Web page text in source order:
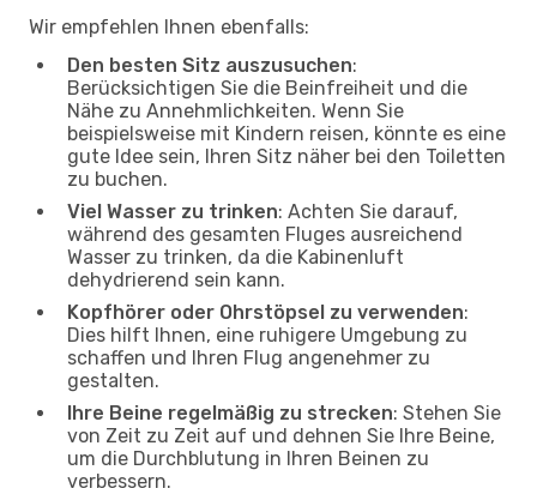
Wir empfehlen Ihnen ebenfalls:
Den besten Sitz auszusuchen:
Berücksichtigen Sie die Beinfreiheit und die
Nähe zu Annehmlichkeiten. Wenn Sie
beispielsweise mit Kindern reisen, könnte es eine
gute Idee sein, Ihren Sitz näher bei den Toiletten
zu buchen.
Viel Wasser zu trinken: Achten Sie darauf,
während des gesamten Fluges ausreichend
Wasser zu trinken, da die Kabinenluft
dehydrierend sein kann.
Kopfhörer oder Ohrstöpsel zu verwenden:
Dies hilft Ihnen, eine ruhigere Umgebung zu
schaffen und Ihren Flug angenehmer zu
gestalten.
Ihre Beine regelmäßig zu strecken: Stehen Sie
von Zeit zu Zeit auf und dehnen Sie Ihre Beine,
um die Durchblutung in Ihren Beinen zu
verbessern.